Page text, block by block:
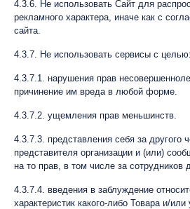
4.3.6. Не использовать Сайт для
рекламного характера, иначе как с
сайта.
4.3.7. Не использовать сервисы с целью:
4.3.7.1. нарушения прав
причинение им вреда в любой форме.
4.3.7.2. ущемления прав меньшинств.
4.3.7.3. представления себя за другого
представителя организации и (или)
на то прав, в том числе за сотрудников
4.3.7.4. введения в заблуждение
характеристик какого-либо Товара и/